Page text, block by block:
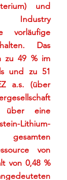
und
vorläufige
Das
zu 49 % im
und zu 51
a.s. (über
über eine
Lithium-
von
von 0,48 %